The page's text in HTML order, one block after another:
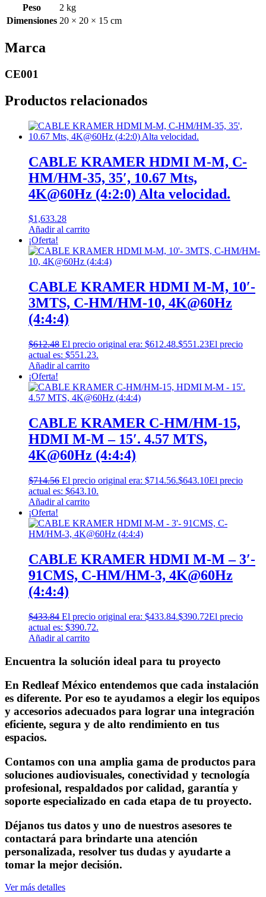
Peso
2 kg
Dimensiones 20 × 20 × 15 cm
Marca
CE001
Productos relacionados
CABLE KRAMER HDMI M-M, C-
HM/HM-35, 35′, 10.67 Mts,
4K@60Hz (4:2:0) Alta velocidad.
$1,633.28
Añadir al carrito
¡Oferta!
CABLE KRAMER HDMI M-M, 10′-
3MTS, C-HM/HM-10, 4K@60Hz
(4:4:4)
$612.48 El precio original era: $612.48.$551.23El precio
actual es: $551.23.
Añadir al carrito
¡Oferta!
CABLE KRAMER C-HM/HM-15,
HDMI M-M – 15′. 4.57 MTS,
4K@60Hz (4:4:4)
$714.56 El precio original era: $714.56.$643.10El precio
actual es: $643.10.
Añadir al carrito
¡Oferta!
CABLE KRAMER HDMI M-M – 3′-
91CMS, C-HM/HM-3, 4K@60Hz
(4:4:4)
$433.84 El precio original era: $433.84.$390.72El precio
actual es: $390.72.
Añadir al carrito
Encuentra la solución ideal para tu proyecto
En Redleaf México entendemos que cada instalación
es diferente. Por eso te ayudamos a elegir los equipos
y accesorios adecuados para lograr una integración
eficiente, segura y de alto rendimiento en tus
espacios.
Contamos con una amplia gama de productos para
soluciones audiovisuales, conectividad y tecnología
profesional, respaldados por calidad, garantía y
soporte especializado en cada etapa de tu proyecto.
Déjanos tus datos y uno de nuestros asesores te
contactará para brindarte una atención
personalizada, resolver tus dudas y ayudarte a
tomar la mejor decisión.
Ver más detalles